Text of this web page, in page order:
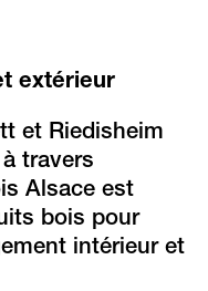
extérieur
et Riedisheim
travers
Alsace est
bois pour
intérieur et